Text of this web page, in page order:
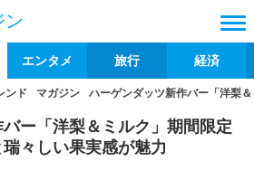
ン
エンタメ 旅行 経済
ンド マガジン ハーゲンダッツ新作バー「洋梨
ー「洋梨＆ミルク」期間限定
々しい果実感が魅力